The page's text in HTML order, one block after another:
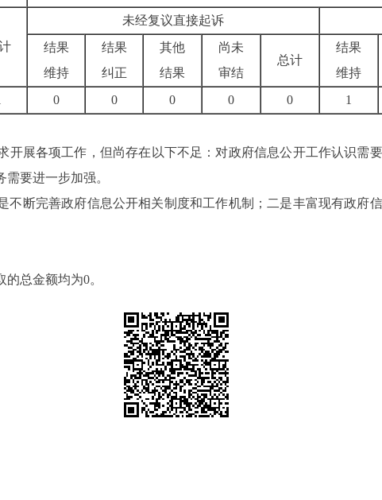
未经复议直接起诉
结果
维持
结果
纠正
其他
结果
尚未
审结
总计
结果
维持
0 0 0 0 0 1
展各项工作，但尚存在以下不足： 对政府信息公开工作认识需
要进一步加强。
不断完善政府信息公开相关制度和工作机制； 二是丰富现有政府
总金额均为0。